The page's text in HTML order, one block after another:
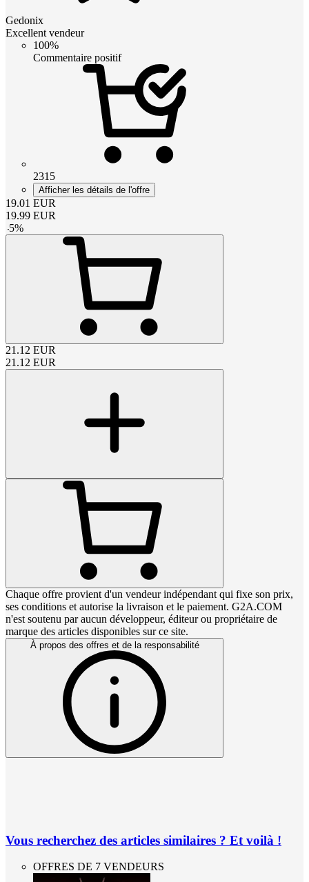
Gedonix
Excellent vendeur
100%
Commentaire positif
2315
Afficher les détails de l'offre
19.01 EUR
19.99 EUR
-5%
21.12 EUR
21.12 EUR
Chaque offre provient d'un vendeur indépendant qui fixe son prix,
ses conditions et autorise la livraison et le paiement. G2A.COM
n'est soutenu par aucun développeur, éditeur ou propriétaire de
marque des articles disponibles sur ce site.
À propos des offres et de la responsabilité
Vous recherchez des articles similaires ? Et voilà !
OFFRES DE 7 VENDEURS